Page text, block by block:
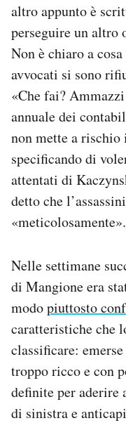
altro appunto è
perseguire un altro
Non è chiaro a
avvocati si sono
«Che fai?
annuale dei
non mette a rischio
specificando di
attentati di
detto che
«meticolosamente».
Nelle settimane
di Mangione era
modopiuttosto
caratteristiche che
classificare:
troppo ricco e con
definite per
di sinistra e